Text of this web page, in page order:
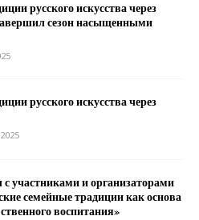
русского искусства через
сезон насыщенными
русского искусства через
участниками и организаторами
семейные традиции как основа
воспитания»